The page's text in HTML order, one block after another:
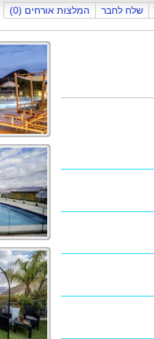
שלח לחבר המלצות אורחים (0)